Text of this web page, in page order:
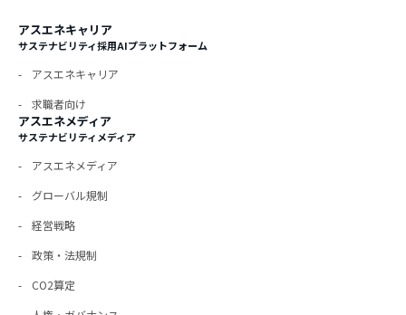
アスエネキャリア
サステナビリティ採用AIプラットフォーム
アスエネキャリア
求職者向け
アスエネメディア
サステナビリティメディア
アスエネメディア
グローバル規制
経営戦略
政策・法規制
CO2算定